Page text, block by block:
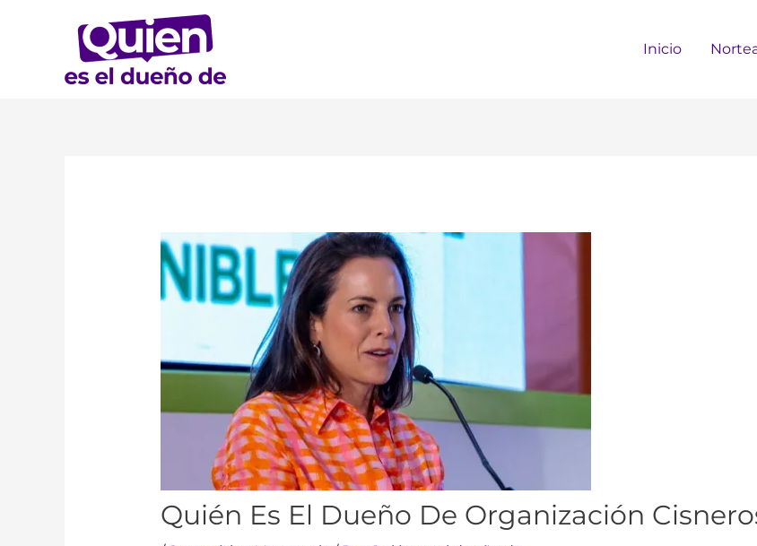
Inicio
Quién Es El Dueño De Organización